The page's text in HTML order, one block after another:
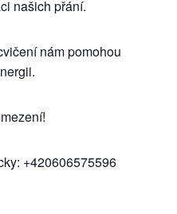
našich přání.
nám pomohou
+420606575596